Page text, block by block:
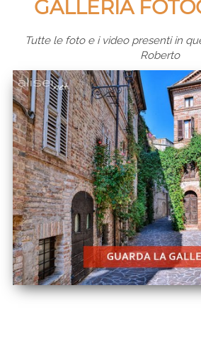
GALLERIA
Tutte le foto e i video presenti in
Roberto